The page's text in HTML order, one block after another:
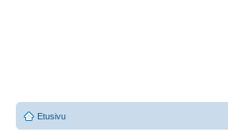
Etusivu